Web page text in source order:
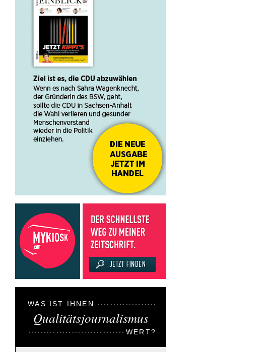
WAS IST IHNEN
Qualitätsjournalismus
WERT?